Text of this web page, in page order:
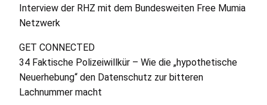
Interview der RHZ mit dem Bundesweiten Free Mumia
Netzwerk
GET CONNECTED
34 Faktische Polizeiwillkür – Wie die „hypothetische
Neuerhebung“ den Datenschutz zur bitteren
Lachnummer macht